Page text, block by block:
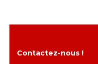
Contactez-nous !